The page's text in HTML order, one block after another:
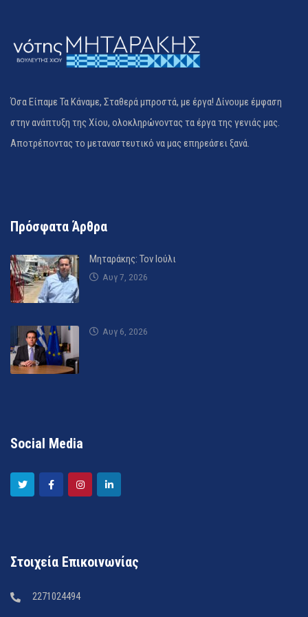
Όσα Είπαμε Τα Κάναμε, Σταθερά μπροστά, με έργα! Δίνουμε έμφαση
στην ανάπτυξη της Χίου, ολοκληρώνοντας τα έργα της γενιάς μας.
Αποτρέποντας το μεταναστευτικό να μας επηρεάσει ξανά.
Πρόσφατα Άρθρα
Μηταράκης: Τον Ιούλι
Αυγ 7, 2026
Αυγ 6, 2026
Social Media
Στοιχεία Επικοινωνίας
2271024494